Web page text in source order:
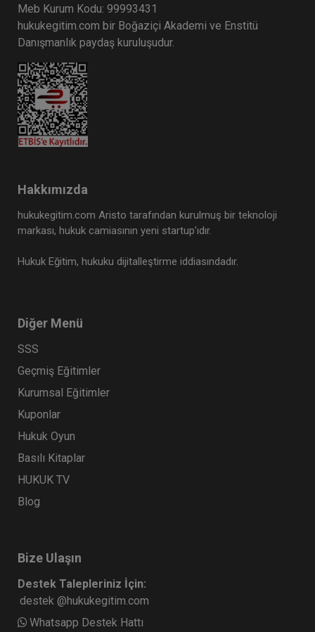
Tüketici Hukuku Enstitüsü
IX. Oturum
Oturum)
Tüketici Hukuku Enstitüsü
Meb Kurum Kodu: 99993431
hukukegitim.com bir Boğaziçi Akademi ve Enstitü
Danışmanlık paydaş kuruluşudur.
Hakkımızda
hukukegitim.com Aristo tarafından kurulmuş bir teknoloji
markası, hukuk camiasının yeni startup’ıdır.
Hukuk Eğitim, hukuku dijitalleştirme iddiasındadır.
Diğer Menü
SSS
Geçmiş Eğitimler
Kurumsal Eğitimler
Kuponlar
Hukuk Oyun
Basılı Kitaplar
HUKUK TV
Blog
Bize Ulaşın
Destek Talepleriniz İçin:
destek @hukukegitim.com
Whatsapp Destek Hattı